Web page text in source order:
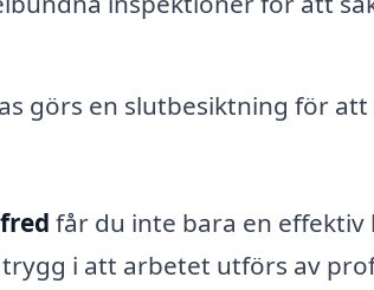
görs en slutbesiktning för
får du inte bara en
i att arbetet utförs av